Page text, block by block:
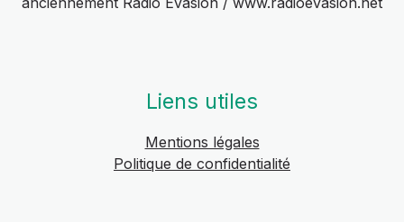
Liens utiles
Mentions légales
Politique de confidentialité